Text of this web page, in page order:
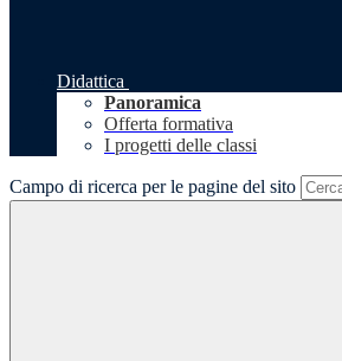
Didattica
Panoramica
Offerta formativa
I progetti delle classi
Campo di ricerca per le pagine del sito